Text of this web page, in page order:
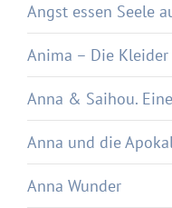
Angst essen Seele
Anima – Die Kleider
Anna & Saihou.
Anna und die
Anna Wunder